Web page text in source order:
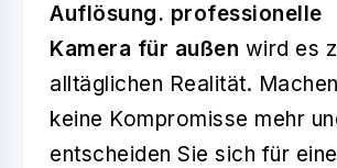
Auflösung. professionelle
Kamera für außen wird es
alltäglichen Realität.
keine Kompromisse mehr
entscheiden Sie sich für eine